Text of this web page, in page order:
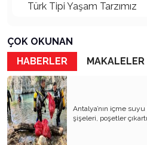
Türk Tipi Yaşam Tarzımız
Katil Ağaçlar
Keşke Herkes Sevdiği ve İyi
Veda Mektubum
Avm’ler Sinek Avlıyor
Hangi Gazetecilerin Günü?
ÇOK OKUNAN
HABERLER
MAKALELER
Antalya’nın içme
şişeleri, poşetler